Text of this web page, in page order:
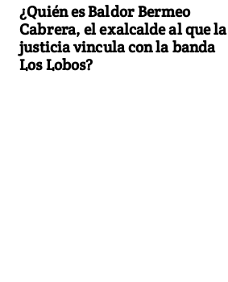
¿Quién es Baldor Bermeo
Cabrera, el exalcalde al que la
justicia vincula con la banda
Los Lobos?